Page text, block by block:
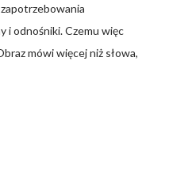
i odnośniki. Czemu więc
mówi więcej niż słowa,